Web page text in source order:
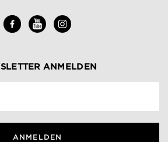
ANMELDEN
ANMELDEN